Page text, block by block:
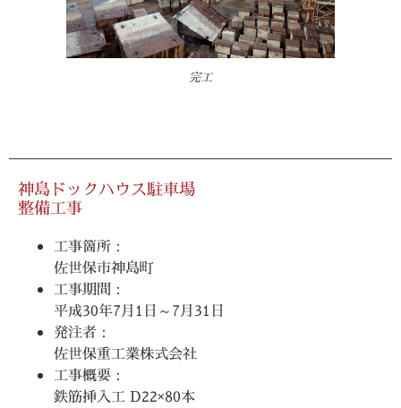
完工
神島ドックハウス駐車場
整備工事
工事箇所：
佐世保市神島町
工事期間：
平成30年7月1日～7月31日
発注者：
佐世保重工業株式会社
工事概要：
鉄筋挿入工 D22×80本